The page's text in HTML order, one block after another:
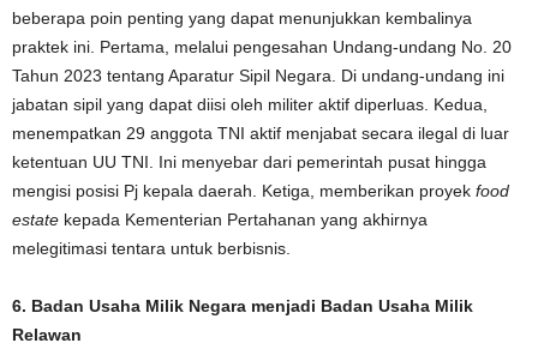
beberapa poin penting yang dapat menunjukkan kembalinya
praktek ini. Pertama, melalui pengesahan Undang-undang No. 20
Tahun 2023 tentang Aparatur Sipil Negara. Di undang-undang ini
jabatan sipil yang dapat diisi oleh militer aktif diperluas. Kedua,
menempatkan 29 anggota TNI aktif menjabat secara ilegal di luar
ketentuan UU TNI. Ini menyebar dari pemerintah pusat hingga
mengisi posisi Pj kepala daerah. Ketiga, memberikan proyek food
estate kepada Kementerian Pertahanan yang akhirnya
melegitimasi tentara untuk berbisnis.
6. Badan Usaha Milik Negara menjadi Badan Usaha Milik
Relawan